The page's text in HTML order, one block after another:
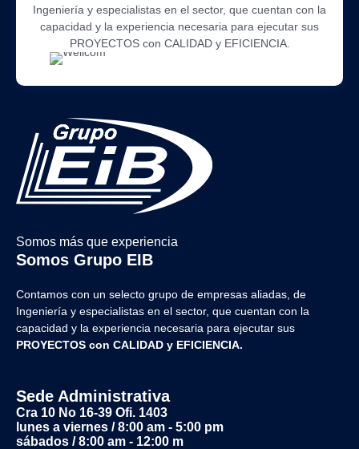
Ingeniería y especialistas en el sector, que cuentan con la
capacidad y la experiencia necesaria para ejecutar sus
PROYECTOS con CALIDAD y EFICIENCIA.
Somos más que experiencia
Somos Grupo EIB
Contamos con un selecto grupo de empresas aliadas, de
Ingeniería y especialistas en el sector, que cuentan con la
capacidad y la experiencia necesaria para ejecutar sus
PROYECTOS con CALIDAD y EFICIENCIA.
Sede Administrativa
Cra 10 No 16-39 Ofi. 1403
lunes a viernes / 8:00 am - 5:00 pm
sábados / 8:00 am - 12:00 m